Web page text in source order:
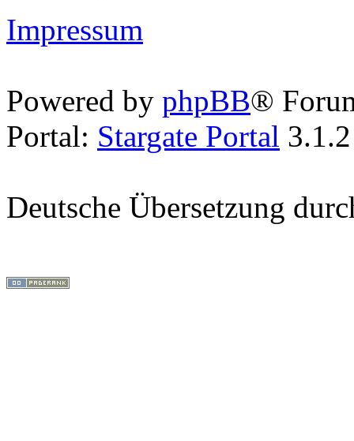
Impressum
Powered by phpBB®
Portal: Stargate Portal
Deutsche Übersetzung